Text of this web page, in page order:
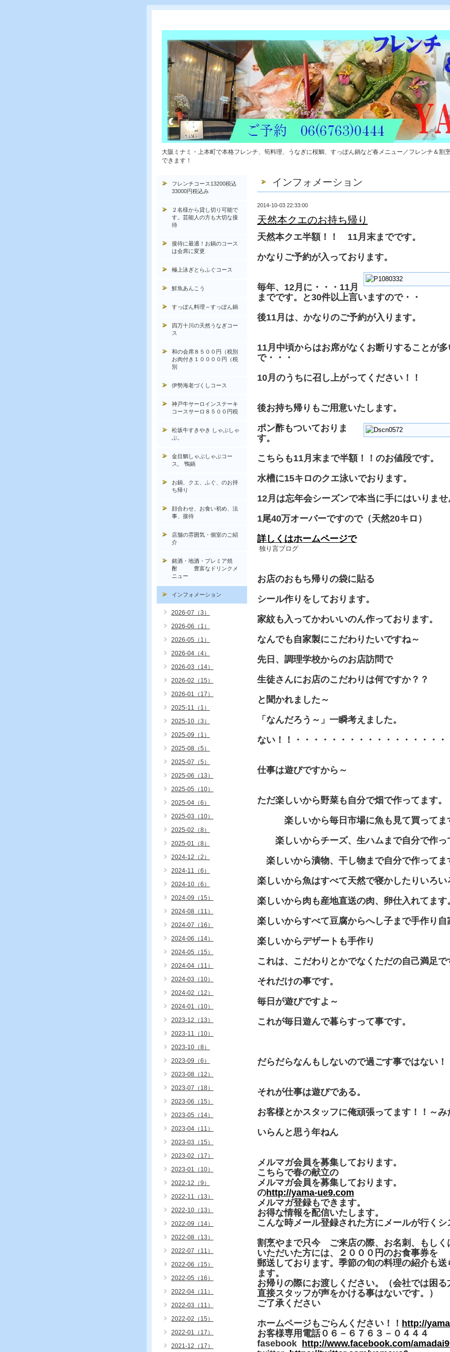
大阪ミナミ・上本町で本格フレンチ、筍料理、うなぎに桜鯛、すっぽん鍋など春メニュー／フレンチ＆割
できます！
インフォメーション
2014-10-03 22:33:00
天然本クエのお持ち帰り
天然本クエ半額！！ 11月末までです。
かなりご予約が入っております。
毎年、12月に・・・11月
までです。と30件以上言いますので・・
後11月は、かなりのご予約が入ります。
11月中頃からはお席がなくお断りすることが
で・・・
10月のうちに召し上がってください！！
後お持ち帰りもご用意いたします。
ポン酢もついておりま
す。
こちらも11月末まで半額！！のお値段です。
水槽に15キロのクエ泳いでおります。
12月は忘年会シーズンで本当に手にはいりませ
1尾40万オーバーですので（天然20キロ）
詳しくはホームページで
独り言ブログ
お店のおもち帰りの袋に貼る
シール作りをしております。
家紋も入ってかわいいのん作っております。
なんでも自家製にこだわりたいですね～
先日、調理学校からのお店訪問で
生徒さんにお店のこだわりは何ですか？？
と聞かれました～
「なんだろう～」一瞬考えました。
ない！！・・・・・・・・・・・・・・・・・
仕事は遊びですから～
ただ楽しいから野菜も自分で畑で作ってます。
楽しいから毎日市場に魚も見て買ってま
楽しいからチーズ、生ハムまで自分で作っ
楽しいから漬物、干し物まで自分で作ってま
楽しいから魚はすべて天然で寝かしたりいろ
楽しいから肉も産地直送の肉、卵仕入れてます
楽しいからすべて豆腐からへし子まで手作り自
楽しいからデザートも手作り
これは、こだわりとかでなくただの自己満足で
それだけの事です。
毎日が遊びですよ～
これが毎日遊んで暮らすって事です。
だらだらなんもしないので過ごす事ではない！
それが仕事は遊びである。
お客様とかスタッフに俺頑張ってます！！～み
いらんと思う年ねん
メルマガ会員を募集しております。
こちらで春の献立の
メルマガ会員を募集しております。
のhttp://yama-ue9.com
メルマガ登録もできます。
お得な情報を配信いたします。
こんな時メール登録された方にメールが行く
割烹やまで只今 ご来店の際、お名刺、もしく
いただいた方には、２０００円のお食事券を
郵送しております。季節の旬の料理の紹介も
ます。
お帰りの際にお渡しください。（会社では困
直接スタッフが声をかける事はないです。）
ご了承ください
ホームページもごらんください！！ http://
お客様専用電話０６－６７６３－０４４４
fasebook
http://www.facebook.com/
フレンチコース13200税込
33000円税込み
２名様から貸し切り可能で
す。芸能人の方も大切な接
待
接待に最適！お鍋のコース
は会席に変更
極上泳ぎとらふぐコース
鮮魚あんこう
すっぽん料理～すっぽん鍋
四万十川の天然うなぎコー
ス
和の会席８５００円（税別
お肉付き１００００円（税
別
伊勢海老づくしコース
神戸牛サーロインステーキ
コースサーロ８５００円税
松坂牛すきやき しゃぶしゃ
ぶ。
金目鯛しゃぶしゃぶコー
ス, 鴨鍋
お鍋、クエ、ふぐ、のお持
ち帰り
顔合わせ、お食い初め、法
事、接待
店舗の雰囲気・個室のご紹
介
銘酒・地酒・プレミア焼
酎 豊富なドリンクメ
ニュー
インフォメーション
2026-07（3）
2026-06（1）
2026-05（1）
2026-04（4）
2026-03（14）
2026-02（15）
2026-01（17）
2025-11（1）
2025-10（3）
2025-09（1）
2025-08（5）
2025-07（5）
2025-06（13）
2025-05（10）
2025-04（6）
2025-03（10）
2025-02（8）
2025-01（8）
2024-12（2）
2024-11（6）
2024-10（6）
2024-09（15）
2024-08（11）
2024-07（16）
2024-06（14）
2024-05（15）
2024-04（11）
2024-03（10）
2024-02（12）
2024-01（10）
2023-12（13）
2023-11（10）
2023-10（8）
2023-09（6）
2023-08（12）
2023-07（18）
2023-06（15）
2023-05（14）
2023-04（11）
2023-03（15）
2023-02（17）
2023-01（10）
2022-12（9）
2022-11（13）
2022-10（13）
2022-09（14）
2022-08（13）
2022-07（11）
2022-06（15）
2022-05（16）
2022-04（11）
2022-03（11）
2022-02（15）
2022-01（17）
2021-12（17）